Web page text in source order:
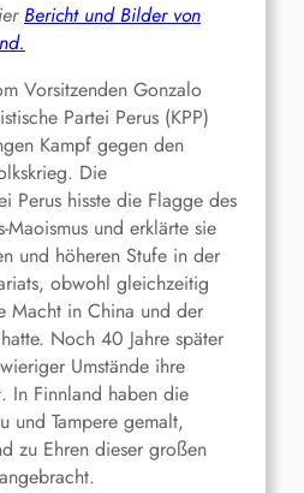
Bericht und Bilder von
Vorsitzenden Gonzalo
Partei Perus (KPP)
Kampf gegen den
Die
Perus hisste die Flagge des
Maoismus und erklärte sie
und höheren Stufe in der
obwohl gleichzeitig
Macht in China und der
Noch 40 Jahre später
Umstände ihre
In Finnland haben die
und Tampere gemalt,
zu Ehren dieser großen